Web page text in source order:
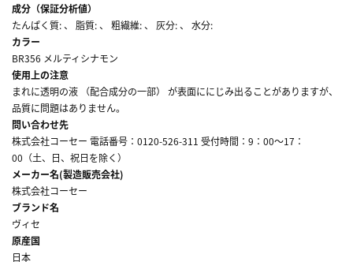
成分（保証分析値）
たんぱく質: 、 脂質: 、 粗繊維: 、 灰分: 、 水分:
カラー
BR356 メルティシナモン
使用上の注意
まれに透明の液 （配合成分の一部） が表面ににじみ出ることがありますが、
品質に問題はありません。
問い合わせ先
株式会社コーセー 電話番号：0120-526-311 受付時間：9：00～17：
00（土、日、祝日を除く）
メーカー名(製造販売会社)
株式会社コーセー
ブランド名
ヴィセ
原産国
日本